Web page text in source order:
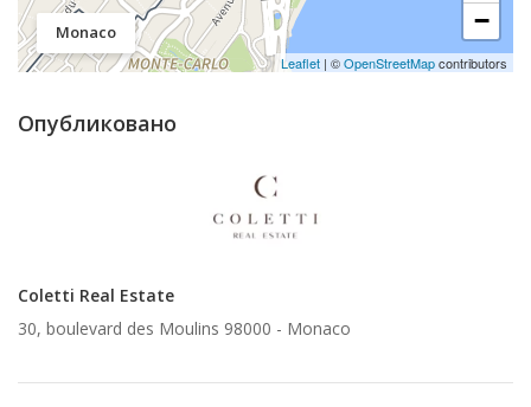
Monaco
−
Leaflet | ©OpenStreetMapcontributors
Опубликовано
Coletti Real Estate
30, boulevard des Moulins 98000 - Monaco